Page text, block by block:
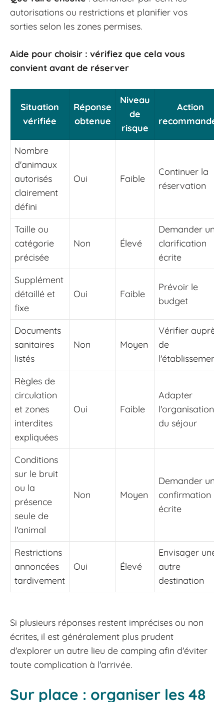
autorisations ou restrictions et planifier vos
sorties selon les zones permises.
Aide pour choisir : vérifiez que cela vous
convient avant de réserver
Situation
vérifiée
Réponse
obtenue
Niveau
de
risque
Action
recommandée
Nombre
d'animaux
autorisés
clairement
défini
Oui Faible
Continuer la
réservation
Taille ou
catégorie
précisée
Non Élevé
Demander une
clarification
écrite
Supplément
détaillé et
fixe
Oui Faible
Prévoir le
budget
Documents
sanitaires
listés
Non Moyen
Vérifier auprès
de
l'établissement
Règles de
circulation
et zones
interdites
expliquées
Oui Faible
Adapter
l'organisation
du séjour
Conditions
sur le bruit
ou la
présence
seule de
l'animal
Non Moyen
Demander une
confirmation
écrite
Restrictions
annoncées
tardivement
Oui Élevé
Envisager une
autre
destination
Si plusieurs réponses restent imprécises ou non
écrites, il est généralement plus prudent
d'explorer un autre lieu de camping afin d'éviter
toute complication à l'arrivée.
Sur place : organiser les 48